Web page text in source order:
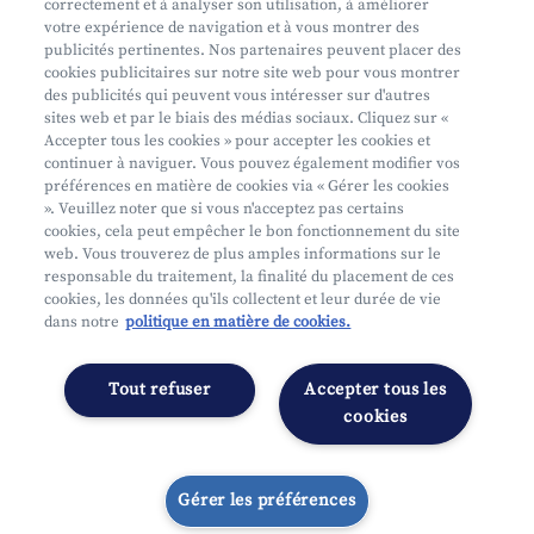
Prendre rendez-vous
Où nous trouver
Mifid
Privacy
Juridische info
Segmentatie
Gérer les préférences
correctement et à analyser son utilisation, à améliorer
votre expérience de navigation et à vous montrer des
publicités pertinentes. Nos partenaires peuvent placer des
cookies publicitaires sur notre site web pour vous montrer
des publicités qui peuvent vous intéresser sur d'autres
sites web et par le biais des médias sociaux. Cliquez sur «
Accepter tous les cookies » pour accepter les cookies et
continuer à naviguer. Vous pouvez également modifier vos
préférences en matière de cookies via « Gérer les cookies
». Veuillez noter que si vous n'acceptez pas certains
cookies, cela peut empêcher le bon fonctionnement du site
web. Vous trouverez de plus amples informations sur le
responsable du traitement, la finalité du placement de ces
cookies, les données qu'ils collectent et leur durée de vie
dans notre politique en matière de cookies.
Accepter tous les
cookies
Tout refuser
Gérer les préférences